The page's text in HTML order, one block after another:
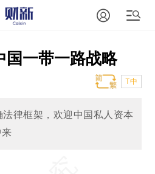
国一带一路战略
T中
律框架，欢迎中国私人资本